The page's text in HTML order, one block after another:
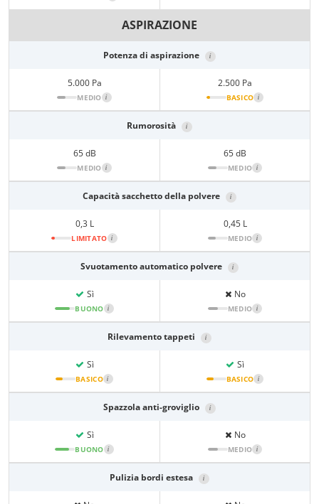
ASPIRAZIONE
Potenza di aspirazione i
5.000 Pa
MEDIO i
2.500 Pa
BASICO i
Rumorosità i
65 dB
MEDIO i
65 dB
MEDIO i
Capacità sacchetto della polvere i
0,3 L
LIMITATO i
0,45 L
MEDIO i
Svuotamento automatico polvere i
Sì
BUONO i
No
MEDIO i
Rilevamento tappeti i
Sì
BASICO i
Sì
BASICO i
Spazzola anti-groviglio i
Sì
BUONO i
No
MEDIO i
Pulizia bordi estesa i